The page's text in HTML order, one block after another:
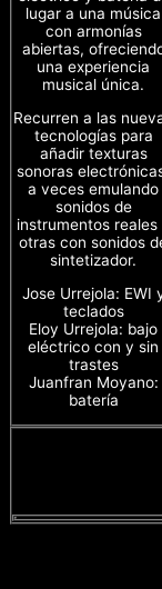
lugar a una música
con armonías
abiertas,
una experiencia
musical única.
Recurren a las
tecnologías para
añadir texturas
sonoras
a veces emulando
sonidos de
instrumentos reales
otras con sonidos
sintetizador.
Jose Urrejola: EWI
teclados
Eloy Urrejola: bajo
eléctrico con y sin
trastes
Juanfran Moyano:
batería